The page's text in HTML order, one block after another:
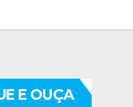
E OUÇA